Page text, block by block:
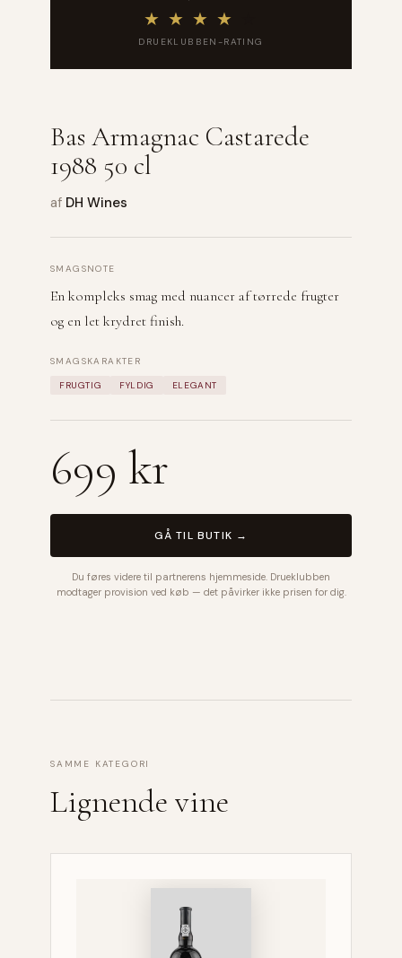
★ ★ ★ ★
DRUEKLUBBEN-RATING
Bas Armagnac Castarede
1988 50 cl
af DH Wines
SMAGSNOTE
En kompleks smag med nuancer af tørrede frugter
og en let krydret finish.
SMAGSKARAKTER
FRUGTIG FYLDIG ELEGANT
699 kr
GÅ TIL BUTIK →
Du føres videre til partnerens hjemmeside. Drueklubben
modtager provision ved køb — det påvirker ikke prisen for dig.
SAMME KATEGORI
Lignende vine